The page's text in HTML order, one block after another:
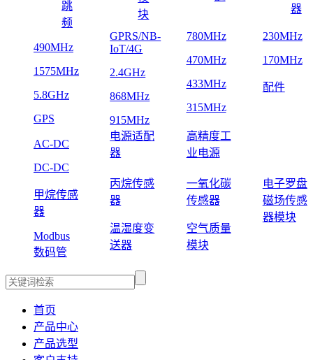
跳
频
块
器
490MHz
1575MHz
5.8GHz
GPS
GPRS/NB-
IoT/4G
2.4GHz
868MHz
915MHz
780MHz
470MHz
433MHz
315MHz
230MHz
170MHz
配件
AC-DC
DC-DC
电源适配
器
高精度工
业电源
甲烷传感
器
Modbus
数码管
丙烷传感
器
温湿度变
送器
一氧化碳
传感器
空气质量
模块
电子罗盘
磁场传感
器模块
首页
产品中心
产品选型